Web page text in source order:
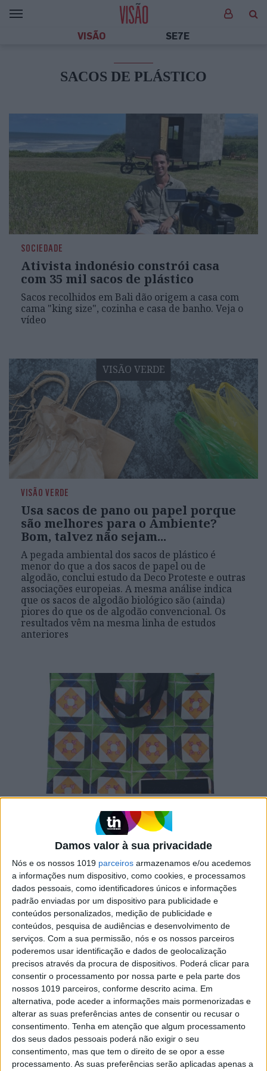
Damos valor à sua privacidade
Nós e os nossos 1019 parceiros armazenamos e/ou acedemos
a informações num dispositivo, como cookies, e processamos
dados pessoais, como identificadores únicos e informações
padrão enviadas por um dispositivo para publicidade e
conteúdos personalizados, medição de publicidade e
conteúdos, pesquisa de audiências e desenvolvimento de
serviços. Com a sua permissão, nós e os nossos parceiros
poderemos usar identificação e dados de geolocalização
precisos através da procura de dispositivos. Poderá clicar para
consentir o processamento por nossa parte e pela parte dos
nossos 1019 parceiros, conforme descrito acima. Em
alternativa, pode aceder a informações mais pormenorizadas e
alterar as suas preferências antes de consentir ou recusar o
consentimento. Tenha em atenção que algum processamento
dos seus dados pessoais poderá não exigir o seu
consentimento, mas que tem o direito de se opor a esse
processamento. As suas preferências serão aplicadas apenas a
VISÃO SE7E
SACOS DE PLÁSTICO
SOCIEDADE
Ativista indonésio constrói casa
com 35 mil sacos de plástico
Sacos recolhidos em Bali dão origem a casa com
cama "king size", cozinha e casa de banho. Veja o
vídeo
VISÃO VERDE
VISÃO VERDE
Usa sacos de pano ou papel porque
são melhores para o Ambiente?
Bom, talvez não sejam...
A pegada ambiental dos sacos de plástico é
menor do que a dos sacos de papel ou de
algodão, conclui estudo da Deco Proteste e outras
associações europeias. A mesma análise indica
que os sacos de algodão biológico são (ainda)
piores do que os de algodão convencional. Os
resultados vêm na mesma linha de estudos
anteriores
Os sacos reutilizáveis estão a
agravar o problema do plástico,
dizem ambientalistas
No Reino Unido, venderam-se 1,5 mil milhões de
sacos reutilizáveis só em 2018, o que dá 54 por
família. Ativistas criticam a aposta falhada nestes
sacos